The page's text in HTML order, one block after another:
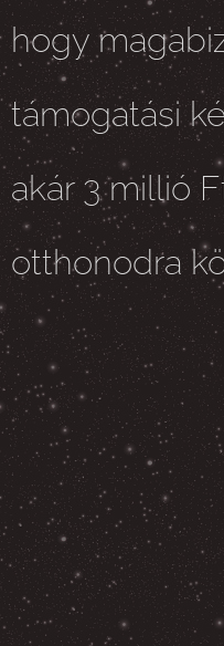
hogy
támogatási
akár 3 millió
otthonodra